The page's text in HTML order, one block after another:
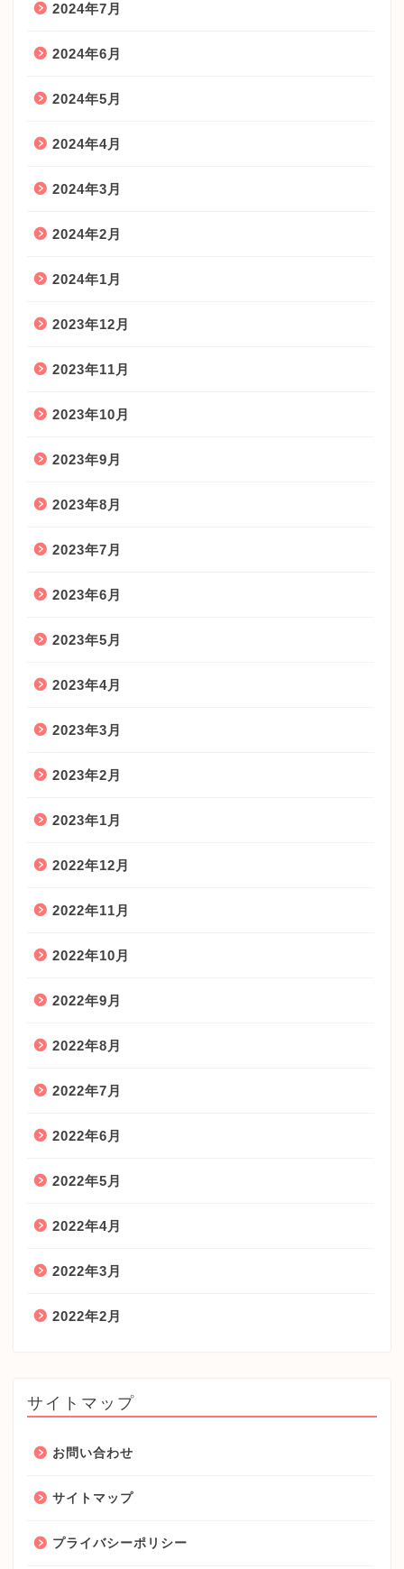
2024年7月
2024年6月
2024年5月
2024年4月
2024年3月
2024年2月
2024年1月
2023年12月
2023年11月
2023年10月
2023年9月
2023年8月
2023年7月
2023年6月
2023年5月
2023年4月
2023年3月
2023年2月
2023年1月
2022年12月
2022年11月
2022年10月
2022年9月
2022年8月
2022年7月
2022年6月
2022年5月
2022年4月
2022年3月
2022年2月
サイトマップ
お問い合わせ
サイトマップ
プライバシーポリシー